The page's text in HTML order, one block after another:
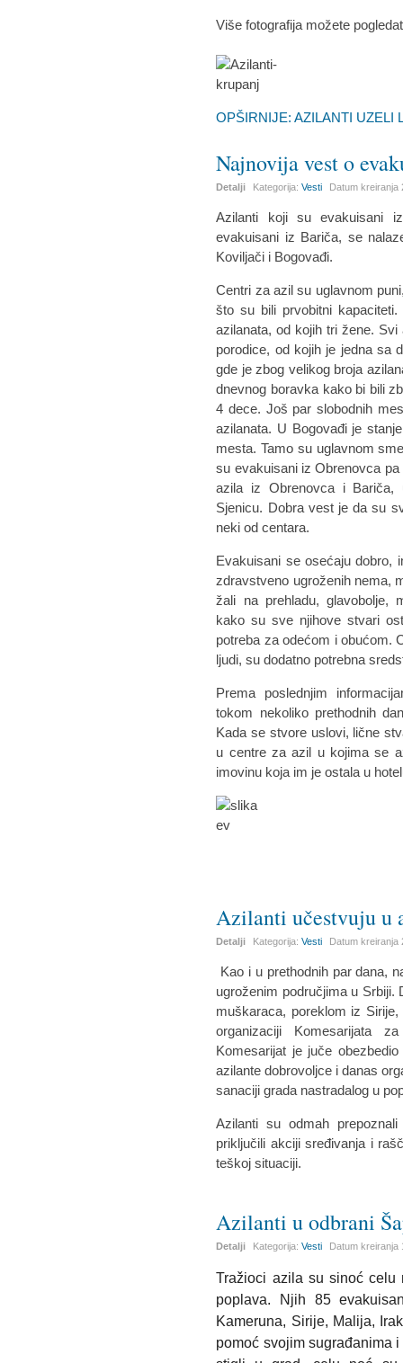
Više fotografija možete
OPŠIRNIJE: AZILANTI UZELI
Najnovija vest o
Detalji Kategorija:Vesti Datum kreiranja
Azilanti koji su evakuisani
evakuisani iz Bariča, se
Koviljači i Bogovađi.
Centri za azil su uglavnom
što su bili prvobitni
azilanata, od kojih tri žene.
porodice, od kojih je jedna sa
gde je zbog velikog broja
dnevnog boravka kako bi bili
4 dece. Još par slobodnih
azilanata. U Bogovađi je
mesta. Tamo su uglavnom
su evakuisani iz Obrenovca
azila iz Obrenovca i Bariča,
Sjenicu. Dobra vest je da su
neki od centara.
Evakuisani se osećaju dobro,
zdravstveno ugroženih nema,
žali na prehladu, glavobolje,
kako su sve njihove stvari
potreba za odećom i obućom.
ljudi, su dodatno potrebna
Prema poslednjim
tokom nekoliko prethodnih
Kada se stvore uslovi, lične
u centre za azil u kojima se
imovinu koja im je ostala u
Azilanti učestvuju u
Detalji Kategorija:Vesti Datum kreiranja
Kao i u prethodnih par dana,
ugroženim područjima u Srbiji.
muškaraca, poreklom iz
organizaciji Komesarijata
Komesarijat je juče
azilante dobrovoljce i danas
sanaciji grada nastradalog u
Azilanti su odmah
priključili akciji sređivanja i
teškoj situaciji.
Azilanti u odbrani
Detalji Kategorija:Vesti Datum kreiranja
Tražioci azila su sinoć
poplava. Njih 85
Kameruna, Sirije, Malija,
pomoć svojim sugrađanima